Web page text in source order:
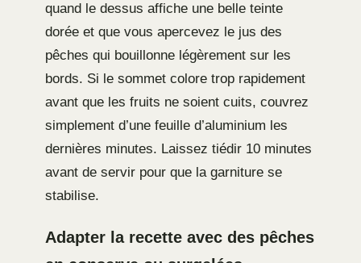
quand le dessus affiche une belle teinte
dorée et que vous apercevez le jus des
pêches qui bouillonne légèrement sur les
bords. Si le sommet colore trop rapidement
avant que les fruits ne soient cuits, couvrez
simplement d’une feuille d’aluminium les
dernières minutes. Laissez tiédir 10 minutes
avant de servir pour que la garniture se
stabilise.
Adapter la recette avec des pêches